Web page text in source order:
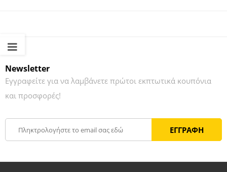
Newsletter
Εγγραφείτε για να λαμβάνετε πρώτοι εκπτωτικά κουπόνια
και προσφορές!